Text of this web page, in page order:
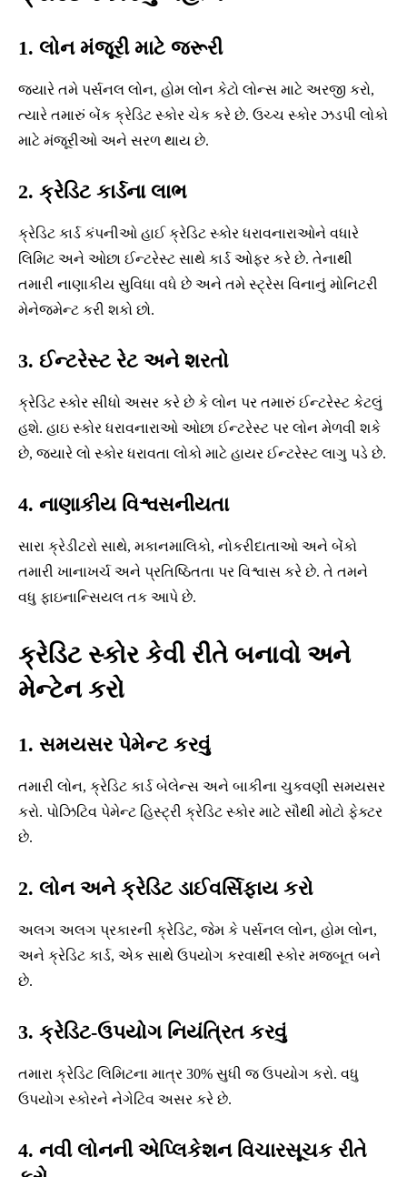
1. લોન મંજૂરી માટે જરૂરી
જ્યારે તમે પર્સનલ લોન, હોમ લોન કેટો લોન્સ માટે અરજી કરો,
ત્યારે તમારું બેંક ક્રેડિટ સ્કોર ચેક કરે છે. ઉચ્ચ સ્કોર ઝડપી લોકો
માટે મંજૂરીઓ અને સરળ થાય છે.
2. ક્રેડિટ કાર્ડના લાભ
ક્રેડિટ કાર્ડ કંપનીઓ હાઈ ક્રેડિટ સ્કોર ધરાવનારાઓને વધારે
લિમિટ અને ઓછા ઈન્ટરેસ્ટ સાથે કાર્ડ ઓફર કરે છે. તેનાથી
તમારી નાણાકીય સુવિધા વધે છે અને તમે સ્ટ્રેસ વિનાનું મોનિટરી
મેનેજમેન્ટ કરી શકો છો.
3. ઈન્ટરેસ્ટ રેટ અને શરતો
ક્રેડિટ સ્કોર સીધો અસર કરે છે કે લોન પર તમારું ઈન્ટરેસ્ટ કેટલું
હશે. હાઇ સ્કોર ધરાવનારાઓ ઓછા ઈન્ટરેસ્ટ પર લોન મેળવી શકે
છે, જ્યારે લો સ્કોર ધરાવતા લોકો માટે હાયર ઈન્ટરેસ્ટ લાગુ પડે છે.
4. નાણાકીય વિશ્વસનીયતા
સારા ક્રેડીટરો સાથે, મકાનમાલિકો, નોકરીદાતાઓ અને બેંકો
તમારી ખાનાખર્ચ અને પ્રતિષ્ઠિતતા પર વિશ્વાસ કરે છે. તે તમને
વધુ ફાઇનાન્સિયલ તક આપે છે.
ક્રેડિટ સ્કોર કેવી રીતે બનાવો અને
મેન્ટેન કરો
1. સમયસર પેમેન્ટ કરવું
તમારી લોન, ક્રેડિટ કાર્ડ બેલેન્સ અને બાકીના ચુકવણી સમયસર
કરો. પોઝિટિવ પેમેન્ટ હિસ્ટ્રી ક્રેડિટ સ્કોર માટે સૌથી મોટો ફેક્ટર
છે.
2. લોન અને ક્રેડિટ ડાઈવર્સિફાય કરો
અલગ અલગ પ્રકારની ક્રેડિટ, જેમ કે પર્સનલ લોન, હોમ લોન,
અને ક્રેડિટ કાર્ડ, એક સાથે ઉપયોગ કરવાથી સ્કોર મજબૂત બને
છે.
3. ક્રેડિટ-ઉપયોગ નિયંત્રિત કરવું
તમારા ક્રેડિટ લિમિટના માત્ર 30% સુધી જ ઉપયોગ કરો. વધુ
ઉપયોગ સ્કોરને નેગેટિવ અસર કરે છે.
4. નવી લોનની એપ્લિકેશન વિચારસૂચક રીતે